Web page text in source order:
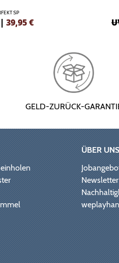
SP
|39,95€
GELD-ZURÜCK-
ÜBER UNS
Newsletter